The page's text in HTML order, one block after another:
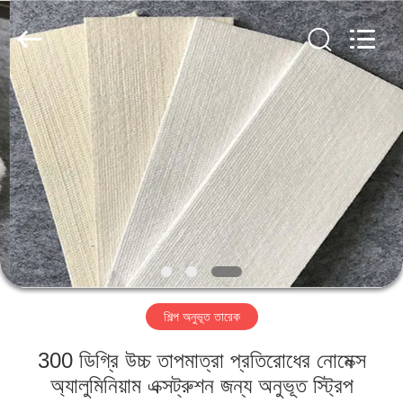
বাড়ি
পণ্য
আমাদের
সম্পর্কে
কারখানা
2026
HUATAO
LOVER
LTD.
All
Rights
Reserved.
শিল্প অনুভূত তারেক
300 ডিগ্রি উচ্চ তাপমাত্রা প্রতিরোধের নোমেক্স
অ্যালুমিনিয়াম এক্সট্রুশন জন্য অনুভূত স্ট্রিপ